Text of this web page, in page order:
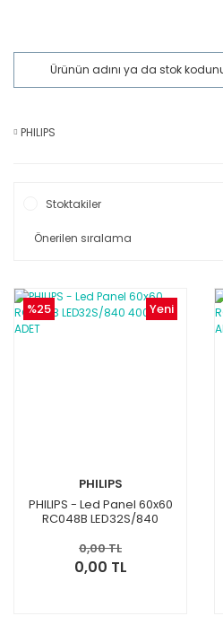
PHILIPS
Stoktakiler
Yeni
%25
PHILIPS
PHILIPS - Led Panel 60x60
RC048B LED32S/840
0,00 TL
0,00 TL